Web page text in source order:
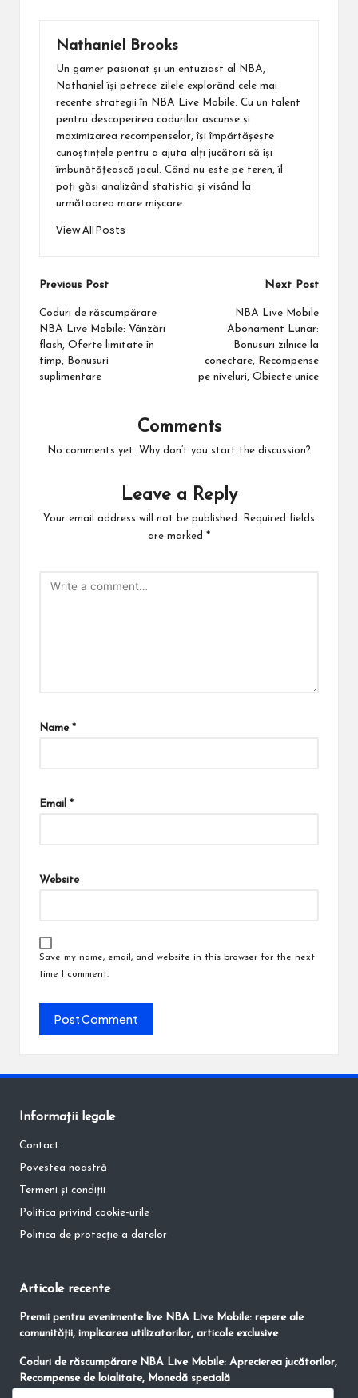
Nathaniel Brooks
Un gamer pasionat și un entuziast al NBA,
Nathaniel își petrece zilele explorând cele mai
recente strategii în NBA Live Mobile. Cu un talent
pentru descoperirea codurilor ascunse și
maximizarea recompenselor, își împărtășește
cunoștințele pentru a ajuta alți jucători să își
îmbunătățească jocul. Când nu este pe teren, îl
poți găsi analizând statistici și visând la
următoarea mare mișcare.
View All Posts
Post
navigation
Previous Post
Coduri de răscumpărare
NBA Live Mobile: Vânzări
flash, Oferte limitate în
timp, Bonusuri
suplimentare
Next Post
NBA Live Mobile
Abonament Lunar:
Bonusuri zilnice la
conectare, Recompense
pe niveluri, Obiecte unice
Comments
No comments yet. Why don’t you start the discussion?
Leave a Reply
Your email address will not be published.
Required fields
are marked *
Name *
Email *
Website
Save my name, email, and website in this browser for the next
time I comment.
Informații legale
Contact
Povestea noastră
Termeni și condiții
Politica privind cookie-urile
Politica de protecție a datelor
Articole recente
Premii pentru evenimente live NBA Live Mobile: repere ale
comunității, implicarea utilizatorilor, articole exclusive
Coduri de răscumpărare NBA Live Mobile: Aprecierea jucătorilor,
Recompense de loialitate, Monedă specială